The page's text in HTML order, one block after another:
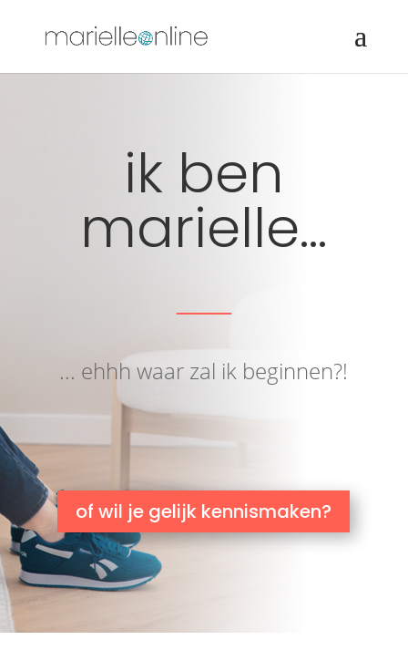
ik ben
marielle...
... ehhh waar zal ik beginnen?!
of wil je gelijk kennismaken?